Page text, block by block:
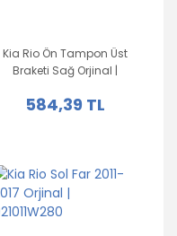
Kia Rio Ön Tampon Üst
Braketi Sağ Orjinal |
584,39 TL